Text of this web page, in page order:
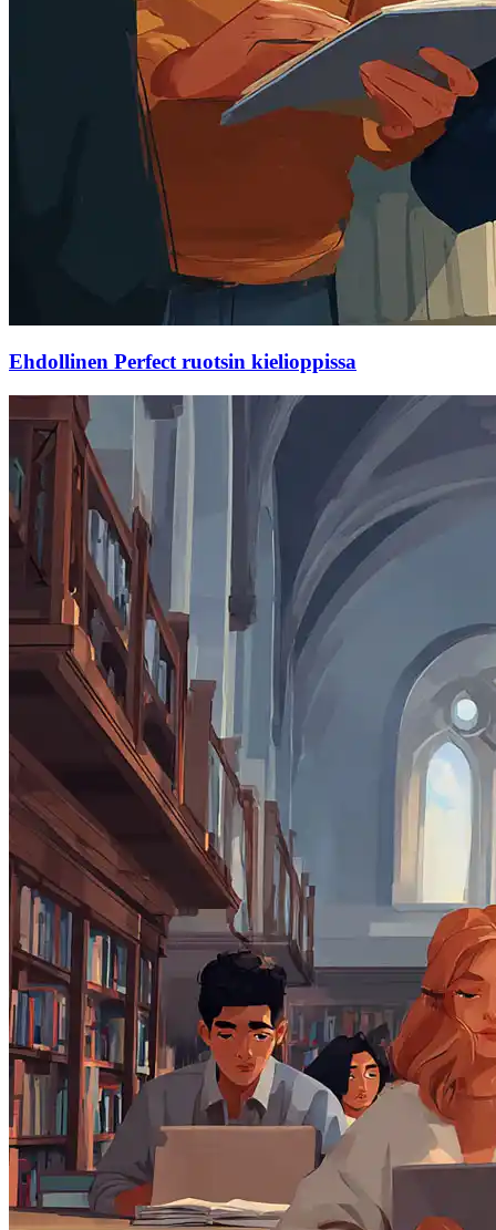
Ehdollinen Perfect ruotsin kielioppissa